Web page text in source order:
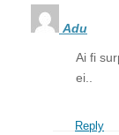
Adu
Ai fi
ei..
Reply